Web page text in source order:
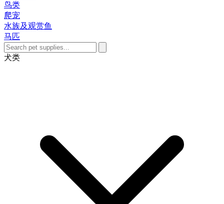
鸟类
爬宠
水族及观赏鱼
马匹
犬类